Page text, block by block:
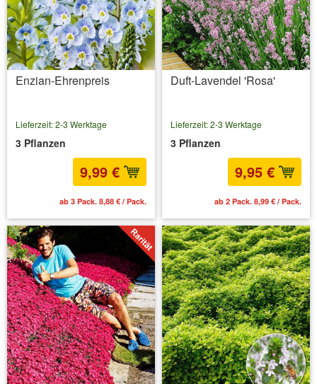
Enzian-Ehrenpreis
Lieferzeit: 2-3 Werktage
3 Pflanzen
9,99 €
ab 3 Pack. 8,88 € / Pack.
Duft-Lavendel 'Rosa'
Lieferzeit: 2-3 Werktage
3 Pflanzen
9,95 €
ab 2 Pack. 8,99 € / Pack.